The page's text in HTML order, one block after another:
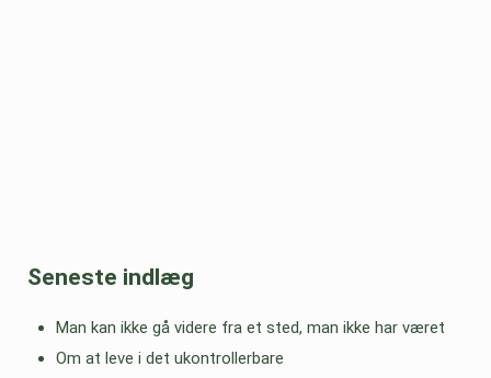
Seneste indlæg
Man kan ikke gå videre fra et sted, man ikke har været
Om at leve i det ukontrollerbare